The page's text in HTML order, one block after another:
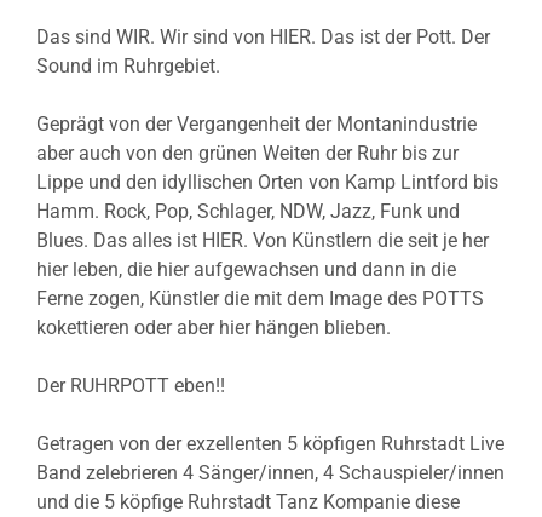
Das sind WIR. Wir sind von HIER. Das ist der Pott. Der
Sound im Ruhrgebiet.
Geprägt von der Vergangenheit der Montanindustrie
aber auch von den grünen Weiten der Ruhr bis zur
Lippe und den idyllischen Orten von Kamp Lintford bis
Hamm. Rock, Pop, Schlager, NDW, Jazz, Funk und
Blues. Das alles ist HIER. Von Künstlern die seit je her
hier leben, die hier aufgewachsen und dann in die
Ferne zogen, Künstler die mit dem Image des POTTS
kokettieren oder aber hier hängen blieben.
Der RUHRPOTT eben!!
Getragen von der exzellenten 5 köpfigen Ruhrstadt Live
Band zelebrieren 4 Sänger/innen, 4 Schauspieler/innen
und die 5 köpfige Ruhrstadt Tanz Kompanie diese